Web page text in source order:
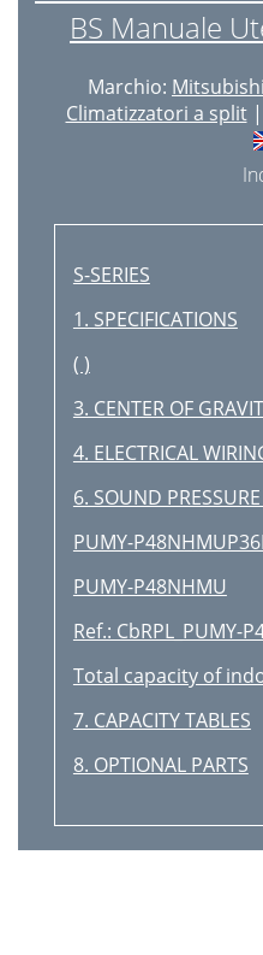
BS Manuale
Marchio:
Climatizzatori a split|
S-SERIES
1. SPECIFICATIONS
( )
3. CENTER OF
4. ELECTRICAL
6. SOUND
PUMY-
PUMY-P48NHMU
Ref.: CbRPL_PUMY-
Total capacity of
7. CAPACITY TABLES
8. OPTIONAL PARTS